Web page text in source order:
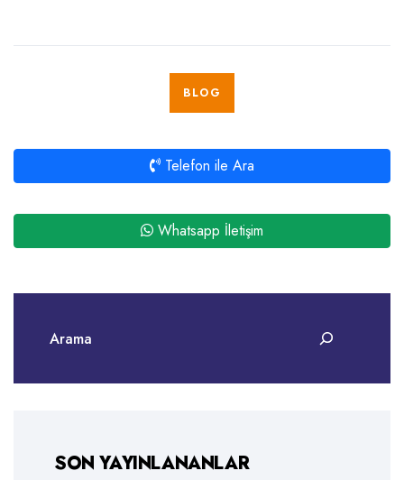
BLOG
Telefon ile Ara
Whatsapp İletişim
SON YAYINLANANLAR